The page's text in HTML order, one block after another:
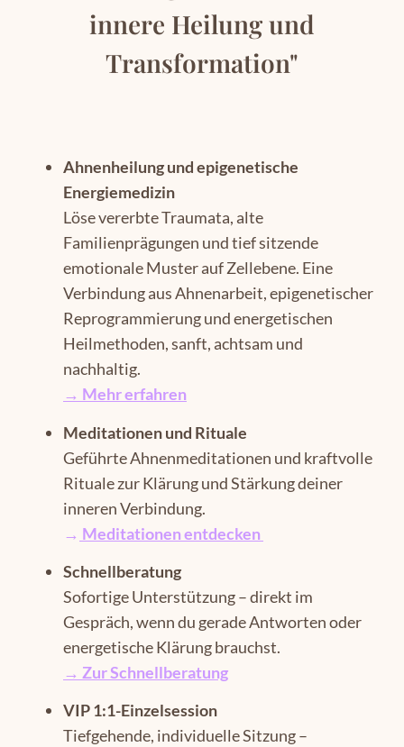
innere Heilung und
Transformation"
Ahnenheilung und epigenetische
Energiemedizin
Löse vererbte Traumata, alte
Familienprägungen und tief sitzende
emotionale Muster auf Zellebene. Eine
Verbindung aus Ahnenarbeit, epigenetischer
Reprogrammierung und energetischen
Heilmethoden, sanft, achtsam und
nachhaltig.
→ Mehr erfahren
Meditationen und Rituale
Geführte Ahnenmeditationen und kraftvolle
Rituale zur Klärung und Stärkung deiner
inneren Verbindung.
→ Meditationen entdecken
Schnellberatung
Sofortige Unterstützung – direkt im
Gespräch, wenn du gerade Antworten oder
energetische Klärung brauchst.
→ Zur Schnellberatung
VIP 1:1-Einzelsession
Tiefgehende, individuelle Sitzung –